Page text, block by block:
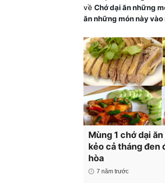
về Chớ dại ăn những
ăn những món này
Mùng 1 chớ dại
kẻo cả tháng đen
hòa
7 năm trước